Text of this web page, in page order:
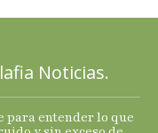
Noticias.
para entender lo que